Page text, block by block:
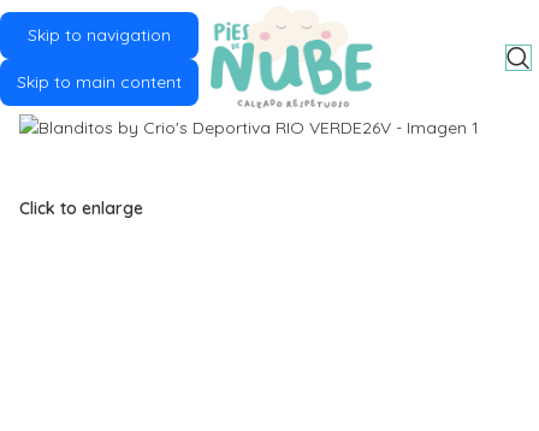
Skip to navigation
Skip to main content
Click to enlarge